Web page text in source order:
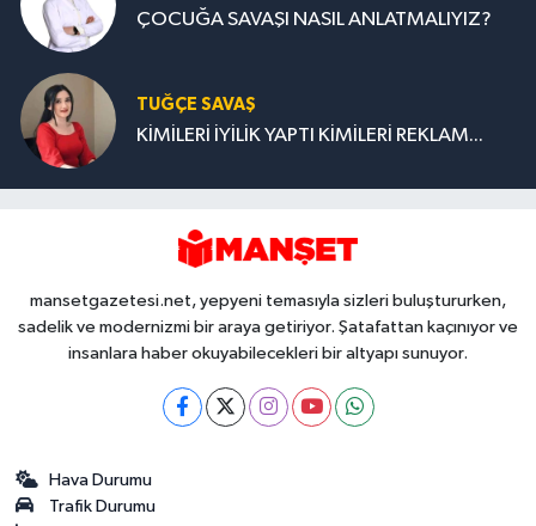
ÇOCUĞA SAVAŞI NASIL ANLATMALIYIZ?
TUĞÇE SAVAŞ
KİMİLERİ İYİLİK YAPTI KİMİLERİ REKLAM...
mansetgazetesi.net, yepyeni temasıyla sizleri buluştururken,
sadelik ve modernizmi bir araya getiriyor. Şatafattan kaçınıyor ve
insanlara haber okuyabilecekleri bir altyapı sunuyor.
Hava Durumu
Trafik Durumu